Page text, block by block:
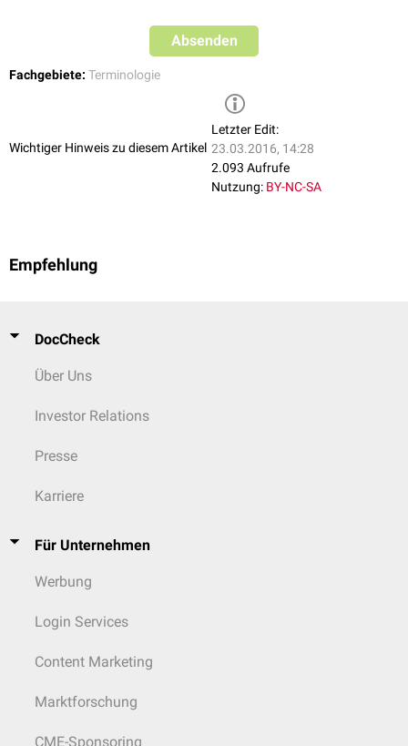
Absenden
Fachgebiete: Terminologie
Wichtiger Hinweis zu diesem Artikel
Letzter Edit:
23.03.2016, 14:28
2.093 Aufrufe
Nutzung: BY-NC-SA
Empfehlung
DocCheck
Über Uns
Investor Relations
Presse
Karriere
Für Unternehmen
Werbung
Login Services
Content Marketing
Marktforschung
CME-Sponsoring